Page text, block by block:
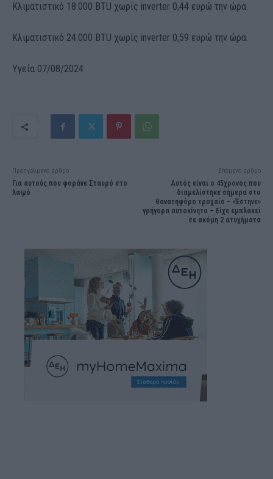
Κλιματιστικό 18.000 BTU χωρίς inverter 0,44 ευρώ την ώρα.
Κλιματιστικό 24.000 BTU χωρίς inverter 0,59 ευρώ την ώρα.
Υγεία 07/08/2024
Προηγούμενο άρθρο
Για αυτούς που φοράνε Σταυρό στο
λαıμό
Επόμενο άρθρο
Αυτός είναι ο 45χρονος που
διαμελίστηκε σήμερα στο
θανατηφόρο τροχαίο – «Έστηνε»
γρήγορα αυτοκίνητα – Είχε εμπλακεί
σε ακόμη 2 ατυχήματα